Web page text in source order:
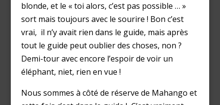
blonde, et le « toi alors, c’est pas possible … »
sort mais toujours avec le sourire ! Bon c’est
vrai, il n’y avait rien dans le guide, mais après
tout le guide peut oublier des choses, non ?
Demi-tour avec encore l’espoir de voir un
éléphant, niet, rien en vue !
Nous sommes à côté de réserve de Mahango et